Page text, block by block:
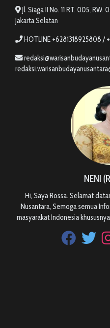
Jl. Siaga II No. 11 RT. 005,
Jakarta Selatan
HOTLINE +6281318925808 /
NENI
Hi, Saya Rossa. Selamat
Nusantara, Semoga semua
masyarakat Indonesia